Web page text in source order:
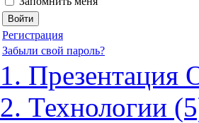
Регистрация
Забыли свой пароль?
1.
2. Технологии